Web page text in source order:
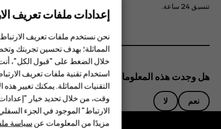
الهواتف المميزة
الأكسسوارات
HMD Terra M
HMD DUB
تنسيق 24 ساعة
.
هل وجدت هذه المعلومات مفيدة؟
نعم لا
إعدادات ملفات تعريف
نحن نستخدم ملفات تعريف
المماثلة؛ بهدف تحسين تجربتك
خلال الضغط على "قبول الكل"،
استخدام تقنية ملفات تعريف
التقنيات المماثلة. يمكنك تغيير
وقت، من خلال تحديد خيار
الارتباط" الموجود في الجزء
مزيدًا من المعلومات عنسياسة